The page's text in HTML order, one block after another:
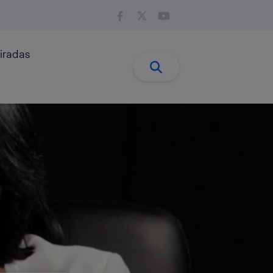
Buscar